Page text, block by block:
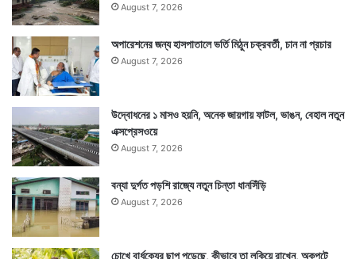
August 7, 2026
অপারেশনের জন্য হাসপাতালে ভর্তি মিঠুন চক্রবর্তী, চান না প্রচার
August 7, 2026
উদ্বোধনের ১ মাসও হয়নি, অনেক জায়গায় ফাটল, ভাঙন, বেহাল নতুন
এক্সপ্রেসওয়ে
August 7, 2026
বন্যা দুর্গত পড়শি রাজ্যে নতুন চিন্তা ধানসিঁড়ি
August 7, 2026
চোখে বার্ধক্যের ছাপ পড়েছে, কীভাবে তা লুকিয়ে রাখেন, অকপটে